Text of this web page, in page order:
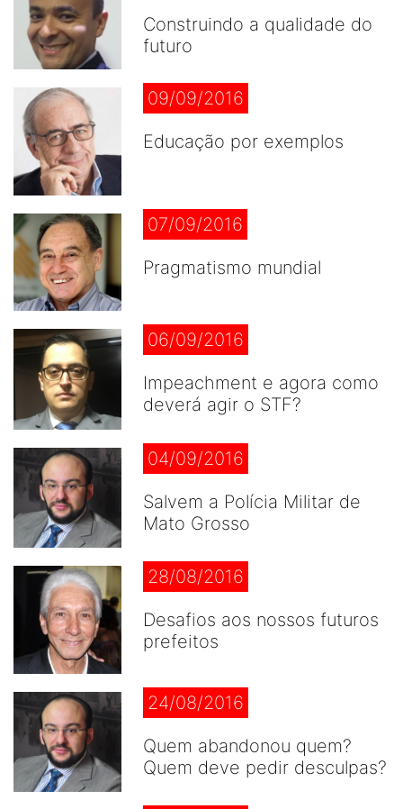
Construindo a qualidade do
futuro
09/09/2016
Educação por exemplos
07/09/2016
Pragmatismo mundial
06/09/2016
Impeachment e agora como
deverá agir o STF?
04/09/2016
Salvem a Polícia Militar de
Mato Grosso
28/08/2016
Desafios aos nossos futuros
prefeitos
24/08/2016
Quem abandonou quem?
Quem deve pedir desculpas?